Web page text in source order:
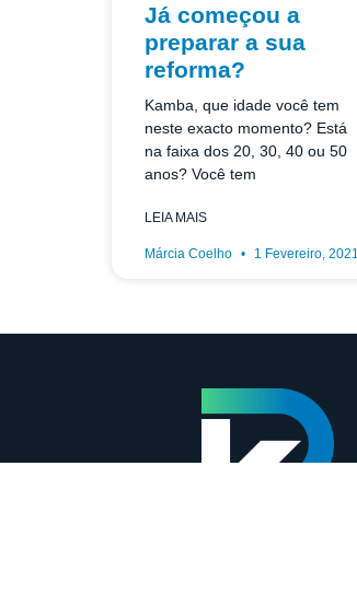
Já começou a
preparar a sua
reforma?
Kamba, que idade você tem
neste exacto momento? Está
na faixa dos 20, 30, 40 ou 50
anos? Você tem
LEIA MAIS
Márcia Coelho 1 Fevereiro, 2021